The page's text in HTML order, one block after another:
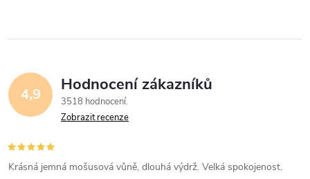
4,9 Hodnocení zákazníků
3518 hodnocení
Zobrazit recenze
Krásná jemná mošusová vůně, dlouhá výdrž. Velká spokojenost.